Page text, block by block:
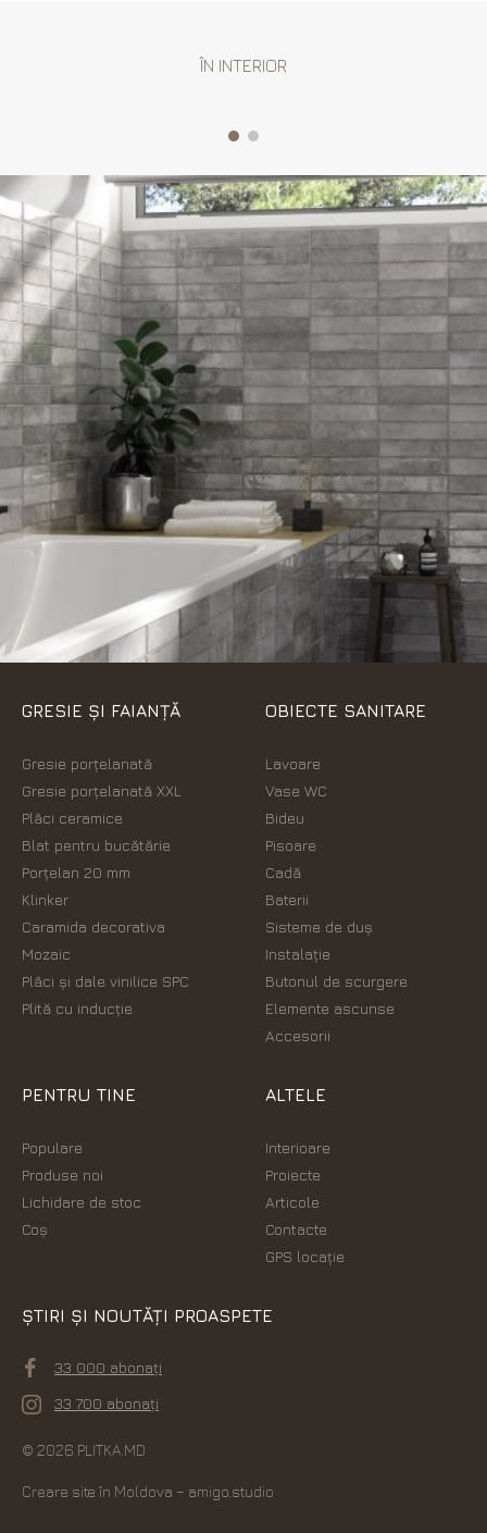
ÎN INTERIOR
GRESIE ȘI FAIANȚĂ
Gresie porțelanată
Gresie porțelanată XXL
Plăci ceramice
Blat pentru bucătărie
Porțelan 20 mm
Klinker
Caramida decorativa
Mozaic
Plăci şi dale vinilice SPC
Plită cu inducție
OBIECTE SANITARE
Lavoare
Vase WC
Bideu
Pisoare
Cadă
Baterii
Sisteme de duș
Instalație
Butonul de scurgere
Elemente ascunse
Accesorii
PENTRU TINE
Populare
Produse noi
Lichidare de stoc
Coș
ALTELE
Interioare
Proiecte
Articole
Contacte
GPS locație
ȘTIRI ȘI NOUTĂȚI PROASPETE
33 000 abonați
33 700 abonați
© 2026 PLITKA.MD
Creare site în Moldova – amigo.studio